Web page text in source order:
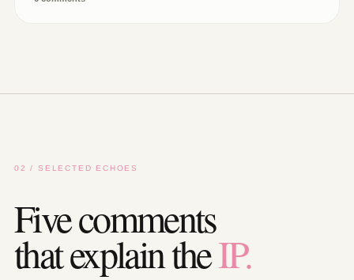
02 / SELECTED ECHOES
Five comments
that explain theIP.